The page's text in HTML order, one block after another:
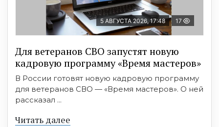
5 АВГУСТА 2026, 17:48 17
Для ветеранов СВО запустят новую
кадровую программу «Время мастеров»
В России готовят новую кадровую программу
для ветеранов СВО — «Время мастеров». О ней
рассказал ...
Читать далее